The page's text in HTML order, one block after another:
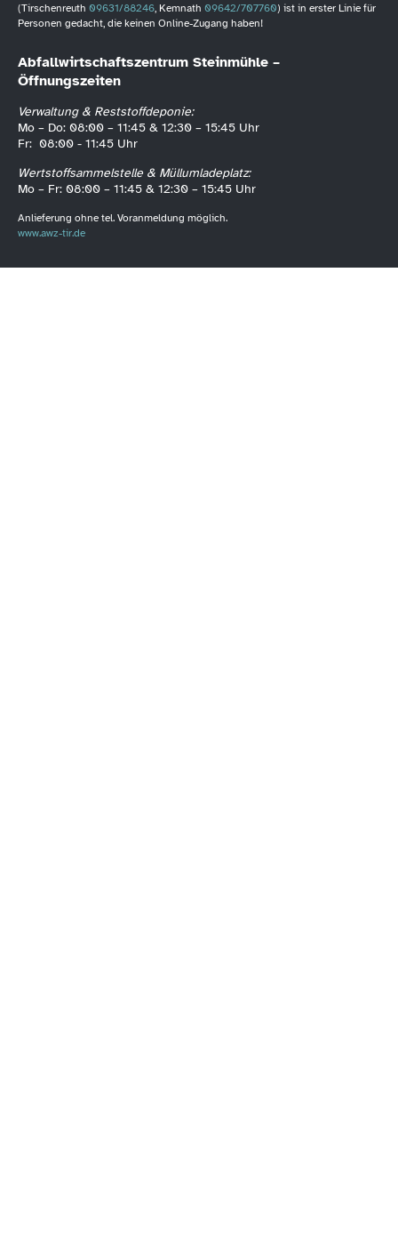
(Tirschenreuth 09631/88246, Kemnath 09642/707760) ist in erster Linie für
Personen gedacht, die keinen Online-Zugang haben!
Abfallwirtschaftszentrum Steinmühle –
Öffnungszeiten
Verwaltung & Reststoffdeponie:
Mo – Do: 08:00 – 11:45 & 12:30 – 15:45 Uhr
Fr: 08:00 - 11:45 Uhr
Wertstoffsammelstelle & Müllumladeplatz:
Mo – Fr: 08:00 – 11:45 & 12:30 – 15:45 Uhr
Anlieferung ohne tel. Voranmeldung möglich.
www.awz-tir.de